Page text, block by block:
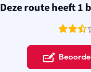
Deze route heeft 1